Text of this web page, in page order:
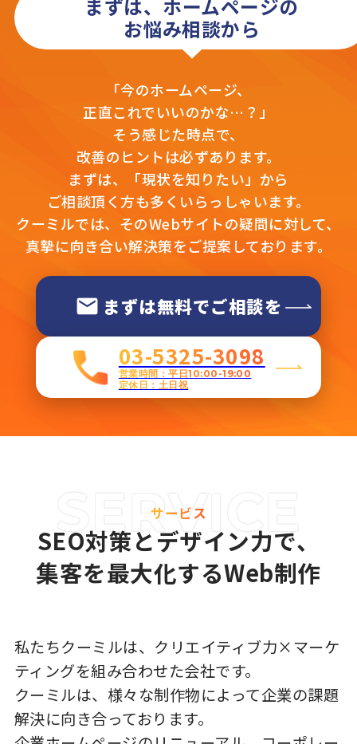
まずは、ホームページの
お悩み相談から
「今のホームページ、
正直これでいいのかな…？」
そう感じた時点で、
改善のヒントは必ずあります。
まずは、「現状を知りたい」から
ご相談頂く方も多くいらっしゃいます。
クーミルでは、そのWebサイトの疑問に対して、
真摯に向き合い解決策をご提案しております。
まずは無料でご相談を
03-5325-3098
営業時間：平日10:00-19:00
定休日：土日祝
サービス
SEO対策とデザイン力で、
集客を最大化するWeb制作
私たちクーミルは、クリエイティブ力×マーケ
ティングを組み合わせた会社です。
クーミルは、様々な制作物によって企業の課題
解決に向き合っております。